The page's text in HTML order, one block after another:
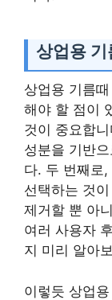
상업용
상업용 기름
해야 할 점이
것이 중요합
성분을 기반
다. 두 번째로
선택하는 것
제거할 뿐 아
여러 사용자
지 미리 알아
이렇듯 상업